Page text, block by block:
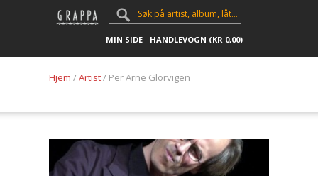
MIN SIDE HANDLEVOGN (KR 0,00)
Hjem /Artist/ Per Arne Glorvigen